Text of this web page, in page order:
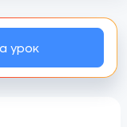
урок